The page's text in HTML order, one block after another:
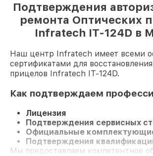
Подтверждения
ремонта Оптических
Infratech IT-124D в
Наш центр Infratech имеет всеми
сертификатами для
прицелов Infratech IT-124D.
Как подтверждаем
Лицензия
Подтверждения сервисных
Официальные
Подтверждения
Мы предоставляем компетентное